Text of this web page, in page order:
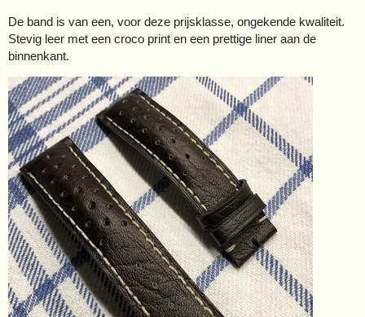
De band is van een, voor deze prijsklasse, ongekende kwaliteit.
Stevig leer met een croco print en een prettige liner aan de
binnenkant.